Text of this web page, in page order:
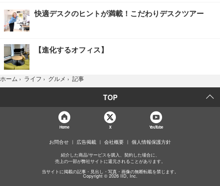
快適デスクのヒントが満載！こだわりデスクツアー
【進化するオフィス】
ホーム › ライフ › グルメ › 記事
TOP
Home X YouTube
お問合せ 広告掲載 会社概要 個人情報保護方針
紹介した商品/サービスを購入、契約した場合に、
売上の一部が弊社サイトに還元されることがあります。
当サイトに掲載の記事・見出し・写真・画像の無断転載を禁じます。
Copyright © 2026 IID, Inc.